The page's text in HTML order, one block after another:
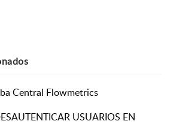
Central Flowmetrics
USUARIOS EN